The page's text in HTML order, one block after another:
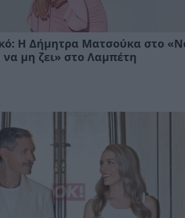
Η Δήμητρα Ματσούκα στο
να μη ζει» στο Λαμπέτη